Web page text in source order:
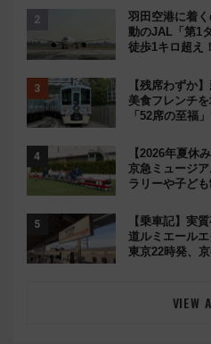
羽田空港に着
動のJAL「第1
徒歩1キロ超え
【残席わずか
美食フレンチ
「52席の至福
【2026年夏休
京急ミュージ
ラリーや子ど
【乗車記】実
道ルミエール
東京22時発、
VIEW